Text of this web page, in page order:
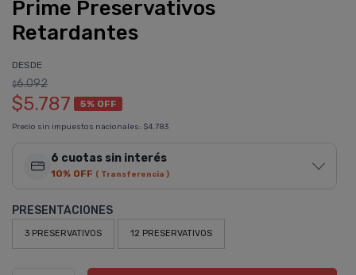
Prime Preservativos
Retardantes
DESDE
$6.092
$5.787 5% OFF
Precio sin impuestos nacionales: $4.783
6 cuotas sin interés
10% OFF ( Transferencia )
PRESENTACIONES
3 PRESERVATIVOS 12 PRESERVATIVOS